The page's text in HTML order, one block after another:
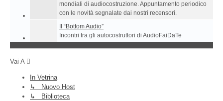
mondiali di audiocostruzione. Appuntamento periodico
con le novità segnalate dai nostri recensori.
Il “Bottom Audio”
Incontri tra gli autocostruttori di AudioFaiDaTe
Vai A
In Vetrina
↳ Nuovo Host
↳ Biblioteca